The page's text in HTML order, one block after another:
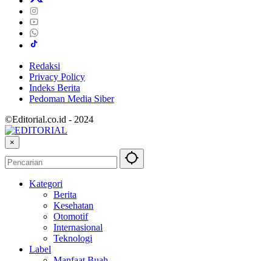
Redaksi
Privacy Policy
Indeks Berita
Pedoman Media Siber
©Editorial.co.id - 2024
×
Kategori
Berita
Kesehatan
Otomotif
Internasional
Teknologi
Label